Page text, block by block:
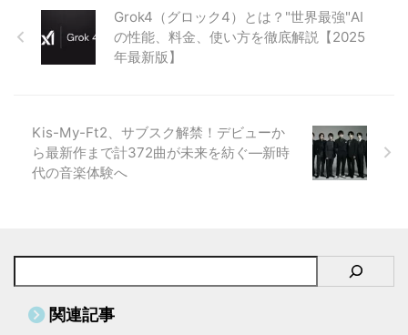
的に変える革命的なツールなので
す。 市場が示す、Veo3の衝撃的
な実力 最新の調査によると、
Veo3は特に際立って ...
Grok4（グロック4）とは？"世界最強"AI
の性能、料金、使い方を徹底解説【2025
年最新版】
Kis-My-Ft2、サブスク解禁！デビューか
ら最新作まで計372曲が未来を紡ぐ―新時
代の音楽体験へ
関連記事